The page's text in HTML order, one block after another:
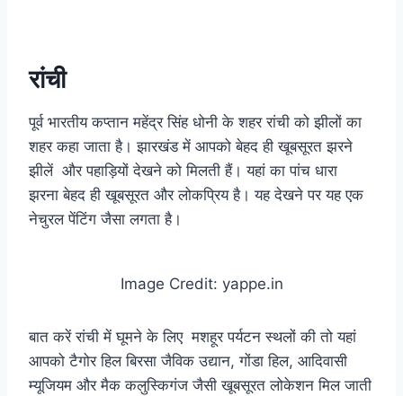
रांची
पूर्व भारतीय कप्तान महेंद्र सिंह धोनी के शहर रांची को झीलों का
शहर कहा जाता है। झारखंड में आपको बेहद ही खूबसूरत झरने
झीलें और पहाड़ियों देखने को मिलती हैं। यहां का पांच धारा
झरना बेहद ही खूबसूरत और लोकप्रिय है। यह देखने पर यह एक
नेचुरल पेंटिंग जैसा लगता है।
Image Credit: yappe.in
बात करें रांची में घूमने के लिए मशहूर पर्यटन स्थलों की तो यहां
आपको टैगोर हिल बिरसा जैविक उद्यान, गोंडा हिल, आदिवासी
म्यूजियम और मैक कलुस्किगंज जैसी खूबसूरत लोकेशन मिल जाती